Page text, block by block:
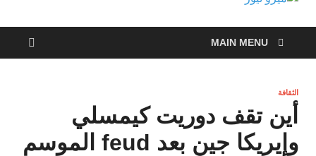
ميزو نيوز
والاقتصادية
MAIN MENU
الثقافة
أين تقف دوريت كيمسلي
وإيريكا جين بعد feud الموسم